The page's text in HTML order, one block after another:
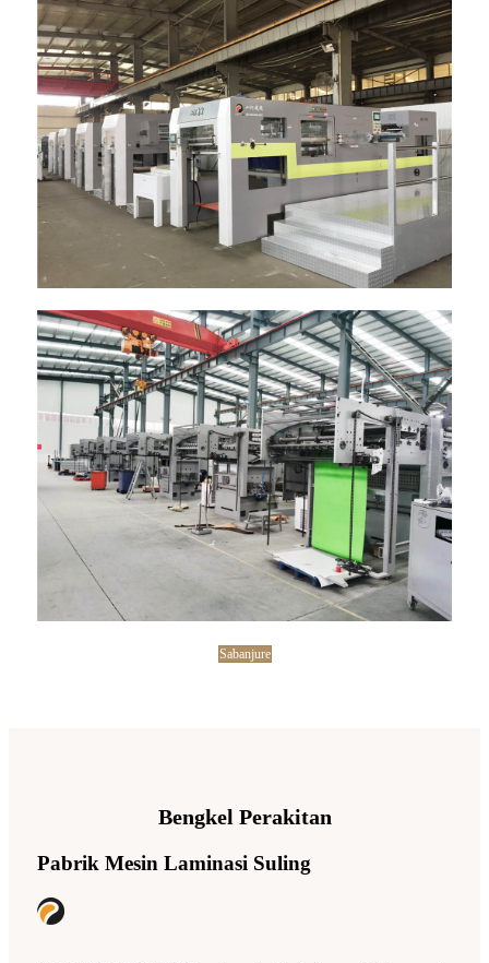
Sabanjure
Bengkel Perakitan
Pabrik Mesin Laminasi Suling